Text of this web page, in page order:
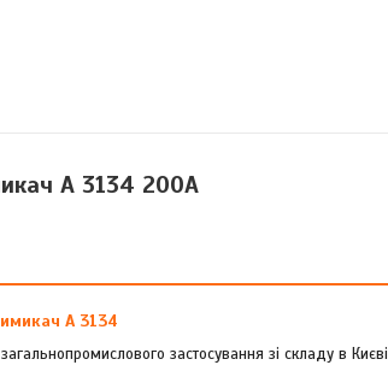
А 3134 200А
А 3134
загальнопромислового застосування зі складу в Києві